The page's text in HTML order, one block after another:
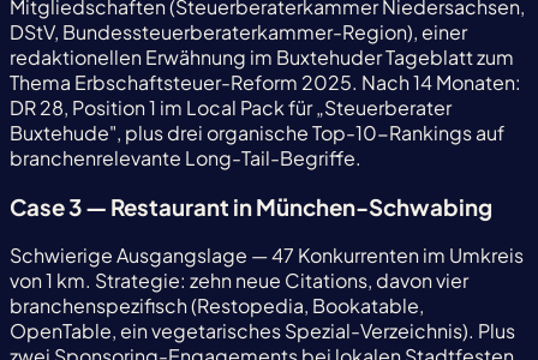
Mitgliedschaften (Steuerberaterkammer Niedersachsen,
DStV, Bundessteuerberaterkammer-Region), einer
redaktionellen Erwähnung im Buxtehuder Tageblatt zum
Thema Erbschaftsteuer-Reform 2025. Nach 14 Monaten:
DR 28, Position 1 im Local Pack für „Steuerberater
Buxtehude", plus drei organische Top-10-Rankings auf
branchenrelevante Long-Tail-Begriffe.
Case 3 — Restaurant in München-Schwabing
Schwierige Ausgangslage — 47 Konkurrenten im Umkreis
von 1 km. Strategie: zehn neue Citations, davon vier
branchenspezifisch (Restopedia, Bookatable,
OpenTable, ein vegetarisches Spezial-Verzeichnis). Plus